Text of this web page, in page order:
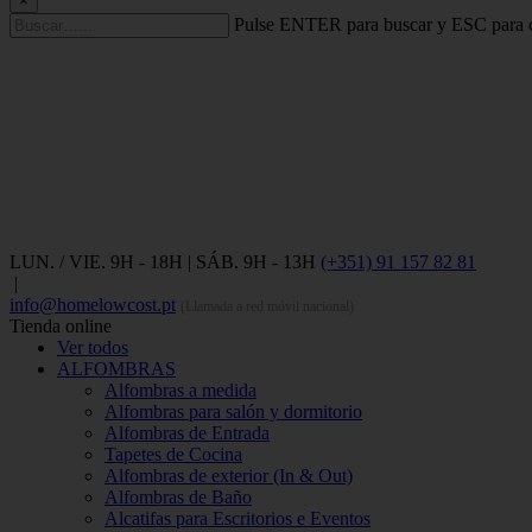
Pulse ENTER para buscar y ESC para
LUN. / VIE. 9H - 18H | SÁB. 9H - 13H (+351) 91 157 82 81
|
info@homelowcost.pt
Tienda online
Ver todos
ALFOMBRAS
Alfombras a medida
Alfombras para salón y dormitorio
Alfombras de Entrada
Tapetes de Cocina
Alfombras de exterior (In & Out)
Alfombras de Baño
Alcatifas para Escritorios e Eventos